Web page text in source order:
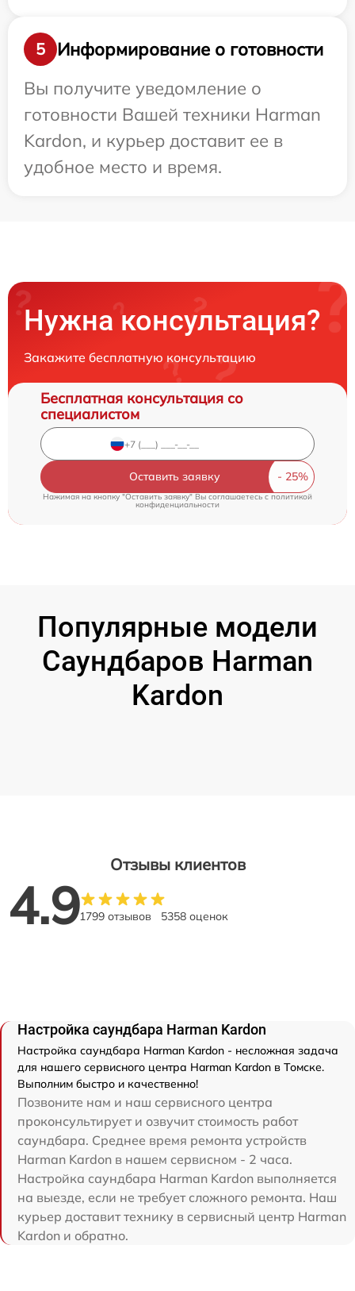
5
Информирование о готовности
Вы получите уведомление о
готовности Вашей техники Harman
Kardon, и курьер доставит ее в
удобное место и время.
Нужна консультация?
Закажите бесплатную консультацию
Бесплатная консультация со
специалистом
Оставить заявку
Нажимая на кнопку "Оставить заявку" Вы соглашаетесь cполитикой
конфиденциальности
Популярные модели
Саундбаров Harman
Kardon
Отзывы клиентов
4.91799 отзывов 5358 оценок
Настройка саундбара Harman Kardon
Настройка саундбара Harman Kardon - несложная задача
для нашего сервисного центра Harman Kardon в Томске.
Выполним быстро и качественно!
Позвоните нам и наш сервисного центра
проконсультирует и озвучит стоимость работ
саундбара. Среднее время ремонта устройств
Harman Kardon в нашем сервисном - 2 часа.
Настройка саундбара Harman Kardon выполняется
на выезде, если не требует сложного ремонта. Наш
курьер доставит технику в сервисный центр Harman
Kardon и обратно.